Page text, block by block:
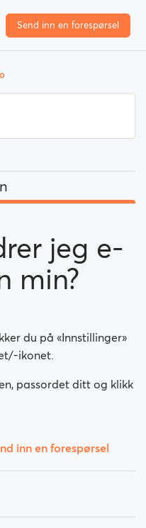
Send inn en forespørsel
mitt?
min?
min?
helt (ikke bare
min ved søk?
jeg e-
min?
du på «Innstillinger»
ikonet.
passordet ditt og klikk
inn en forespørsel